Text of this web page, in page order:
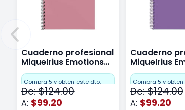
Cuaderno profesional
Miquelrius Emotions
Cuadro Chico 80
hojas Rosa
Compra 5 y obten este dto.
De: $124.00
A: $99.20
Cuaderno
Miquelrius
raya 80
Compra 5 y
De: $124.00
A: $99.20